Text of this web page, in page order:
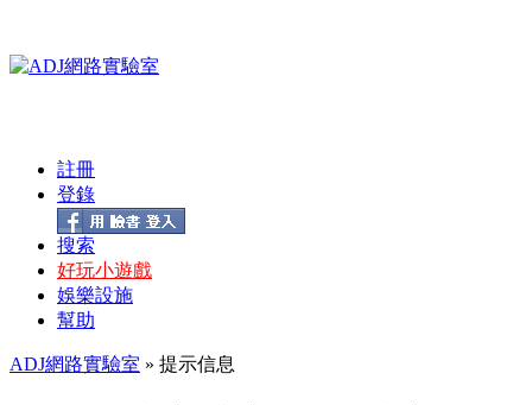
註冊
登錄
搜索
好玩小遊戲
娛樂設施
幫助
ADJ網路實驗室 » 提示信息